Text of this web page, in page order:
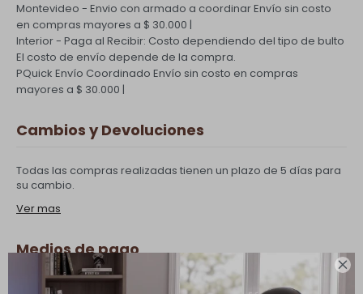

Montevideo - Envio con armado a coordinarEnvío sin costo
en compras mayores a $ 30.000 |
Interior - Paga al Recibir: Costo dependiendo del tipo de bulto
El costo de envío depende de la compra.
PQuick Envío Coordinado Envío sin costo en compras
mayores a $ 30.000 |
Cambios y Devoluciones
Todas las compras realizadas tienen un plazo de 5 días para
su cambio.
Ver mas
Medios de pago